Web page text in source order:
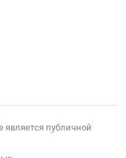
является публичной